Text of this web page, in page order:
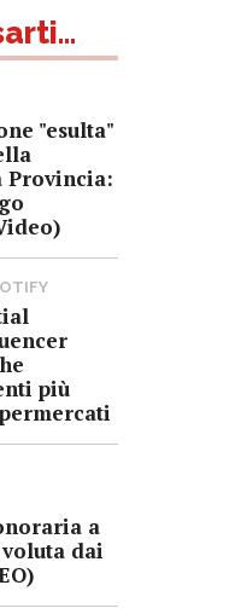
"esulta"
Provincia:
più
a
dai